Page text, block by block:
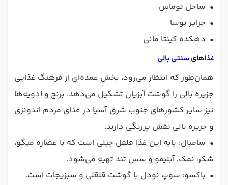
• ساحل توماس
• جزایر نوسا
• دهکده کینتا مانی
غذاهای سنتی بالی
همان‌طور که انتظار می‌رود، بخش عمده‌ای از فرهنگ غذایی
جزیره بالی را گوشت آبزیان تشکیل می‌دهد. برنج و ادویه‌ها
نیز سایر کشورهای جنوب شرق آسیا در غذای مردم اندونزی
و جزیره بالی نقش پررنگی دارند.
• سامبال: پایه این غذا فلفل چیلی است که با عصاره میگو،
شکر، نمک، آبلیمو و سس تند تهیه می‌شود.
• باکسو: سوپ نودل با گوشت قلقلی و سبزیجات است.